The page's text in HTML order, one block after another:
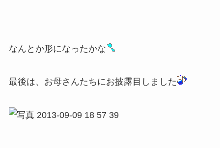
なんとか形になったかな
最後は、お母さんたちにお披露目しました